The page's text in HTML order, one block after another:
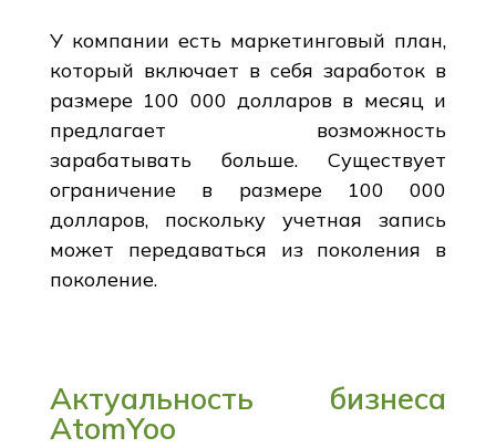
У компании есть маркетинговый план,
который включает в себя заработок в
размере 100 000 долларов в месяц и
предлагает возможность
зарабатывать больше. Существует
ограничение в размере 100 000
долларов, поскольку учетная запись
может передаваться из поколения в
поколение.
Актуальность бизнеса
AtomYoo